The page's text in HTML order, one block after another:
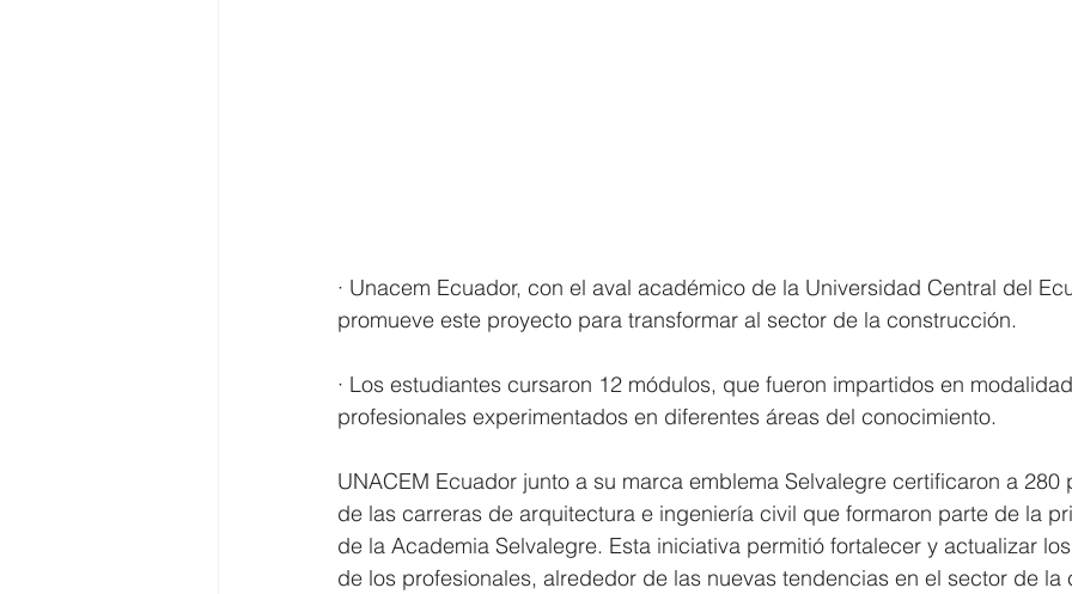
· Unacem Ecuador, con el aval académico de la Universidad Central del
promueve este proyecto para transformar al sector de la construcción.
· Los estudiantes cursaron 12 módulos, que fueron impartidos en
profesionales experimentados en diferentes áreas del conocimiento.
UNACEM Ecuador junto a su marca emblema Selvalegre certificaron a 280
de las carreras de arquitectura e ingeniería civil que formaron parte de la
de la Academia Selvalegre. Esta iniciativa permitió fortalecer y actualizar
de los profesionales, alrededor de las nuevas tendencias en el sector de la